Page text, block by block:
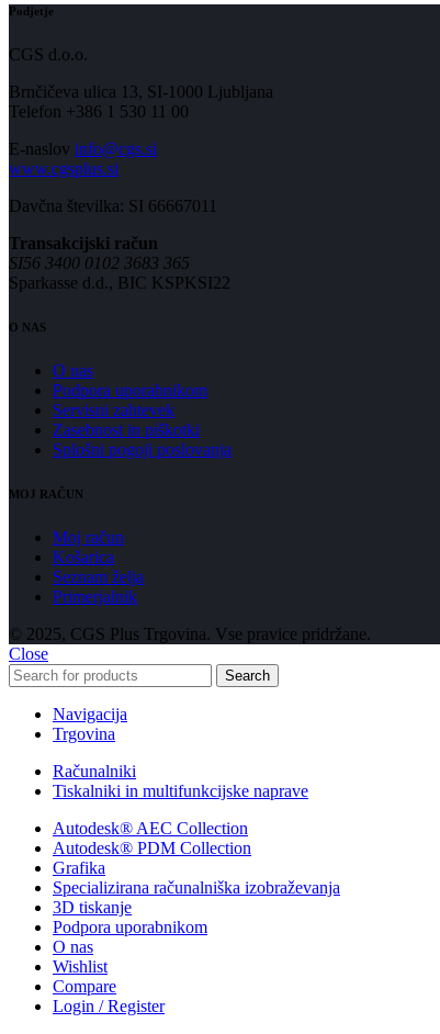
Podjetje
CGS d.o.o.
Brnčičeva ulica 13, SI-1000 Ljubljana
Telefon +386 1 530 11 00
E-naslov info@cgs.si
www.cgsplus.si
Davčna številka: SI 66667011
Transakcijski račun
SI56 3400 0102 3683 365
Sparkasse d.d., BIC KSPKSI22
O NAS
O nas
Podpora uporabnikom
Servisni zahtevek
Zasebnost in piškotki
Splošni pogoji poslovanja
MOJ RAČUN
Moj račun
Košarica
Seznam želja
Primerjalnik
© 2025, CGS Plus Trgovina. Vse pravice pridržane.
Close
Search
Navigacija
Trgovina
Računalniki
Tiskalniki in multifunkcijske naprave
Autodesk® AEC Collection
Autodesk® PDM Collection
Grafika
Specializirana računalniška izobraževanja
3D tiskanje
Podpora uporabnikom
O nas
Wishlist
Compare
Login / Register